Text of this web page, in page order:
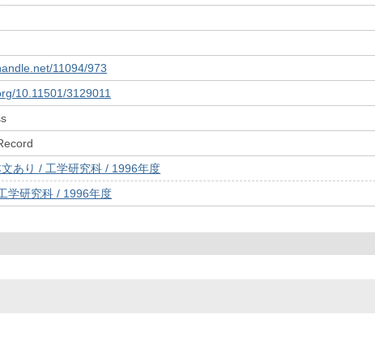
11094/973
10.11501/3129011
あり / 工学研究科 / 1996年度
学研究科 / 1996年度